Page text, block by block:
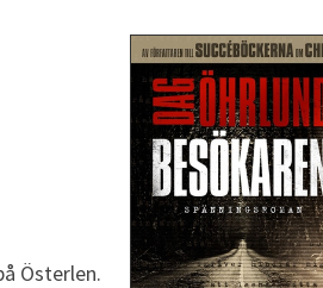
Österlen.